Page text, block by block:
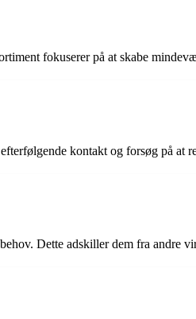
fokuserer på at skabe
kontakt og forsøg på at
Dette adskiller dem fra andre